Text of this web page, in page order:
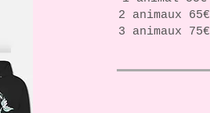
2 animaux 65€
3 animaux 75€